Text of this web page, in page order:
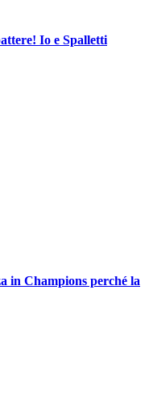
Io e Spalletti
in Champions perché la